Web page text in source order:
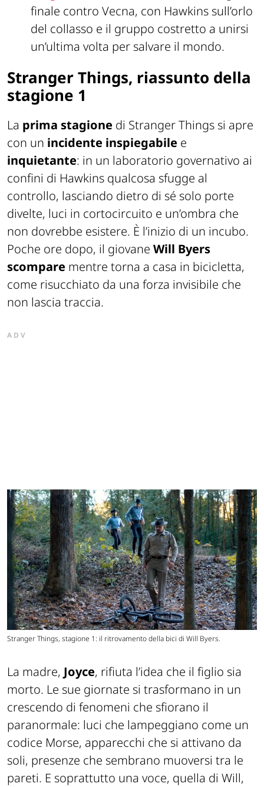
finale contro Vecna, con Hawkins sull’orlo
del collasso e il gruppo costretto a unirsi
un’ultima volta per salvare il mondo.
Stranger Things, riassunto della
stagione 1
La prima stagione di Stranger Things si apre
con un incidente inspiegabile e
inquietante: in un laboratorio governativo ai
confini di Hawkins qualcosa sfugge al
controllo, lasciando dietro di sé solo porte
divelte, luci in cortocircuito e un’ombra che
non dovrebbe esistere. È l’inizio di un incubo.
Poche ore dopo, il giovane Will Byers
scompare mentre torna a casa in bicicletta,
come risucchiato da una forza invisibile che
non lascia traccia.
ADV
Stranger Things, stagione 1: il ritrovamento della bici di Will Byers.
La madre, Joyce, rifiuta l’idea che il figlio sia
morto. Le sue giornate si trasformano in un
crescendo di fenomeni che sfiorano il
paranormale: luci che lampeggiano come un
codice Morse, apparecchi che si attivano da
soli, presenze che sembrano muoversi tra le
pareti. E soprattutto una voce, quella di Will,